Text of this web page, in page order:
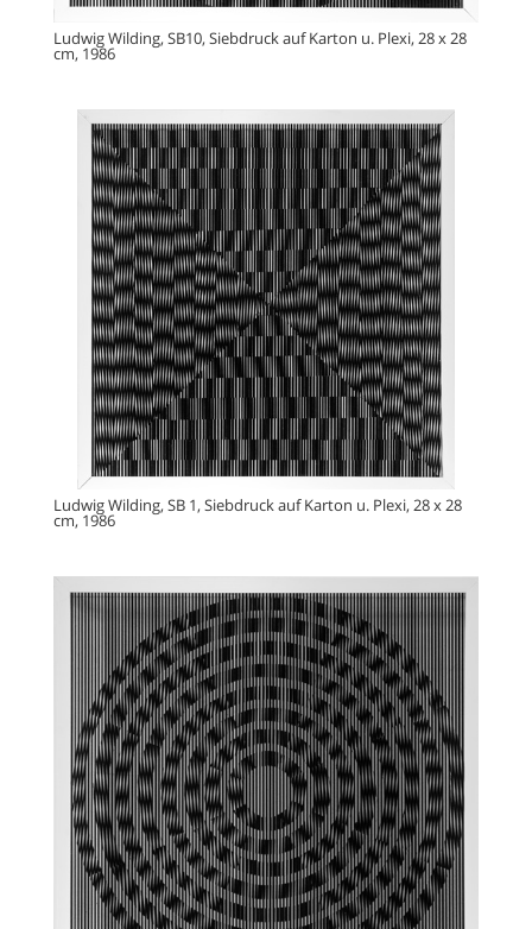
Ludwig Wilding, SB10, Siebdruck auf Karton u. Plexi, 28 x 28
cm, 1986
Ludwig Wilding, SB 1, Siebdruck auf Karton u. Plexi, 28 x 28
cm, 1986